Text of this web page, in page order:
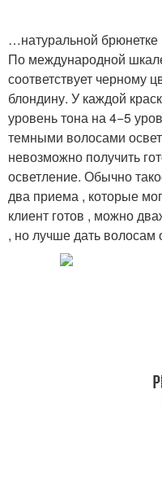
…натуральной брюнетке
По международной
соответствует черному
блондину. У каждой
уровень тона на 4−5
темными волосами
невозможно получить
осветление. Обычно
два приема , которые
клиент готов , можно
, но лучше дать волосам